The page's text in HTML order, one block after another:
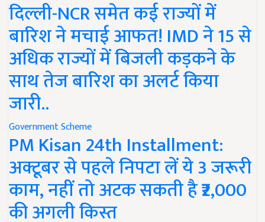
दिल्ली-NCR समेत कई राज्यों में
बारिश ने मचाई आफत! IMD ने 15 से
अधिक राज्यों में बिजली कड़कने के
साथ तेज बारिश का अलर्ट किया
जारी..
Government Scheme
PM Kisan 24th Installment:
अक्टूबर से पहले निपटा लें ये 3 जरूरी
काम, नहीं तो अटक सकती है ₹2,000
की अगली किस्त